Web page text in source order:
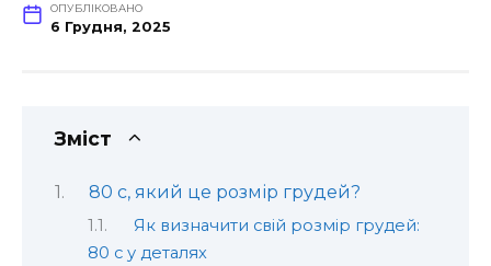
ОПУБЛІКОВАНО
6 Грудня, 2025
Зміст
80 с, який це розмір грудей?
Як визначити свій розмір грудей:
80 с у деталях